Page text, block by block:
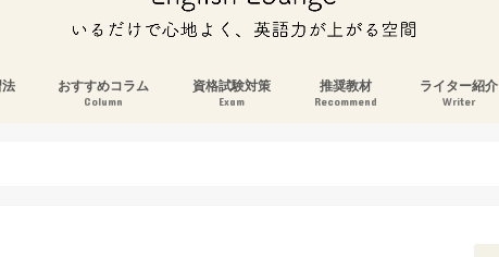
おすすめコラム
Column
資格試験対策
Exam
推奨教材
Recommend
ライター紹介
Writer